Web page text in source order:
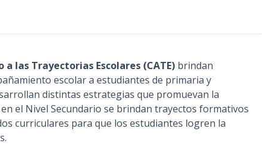
n
i
a
las Trayectorias Escolares (CATE) brindan
escolar a estudiantes de primaria y
distintas estrategias que promuevan la
el Nivel Secundario se brindan trayectos formativos
curriculares para que los estudiantes logren la